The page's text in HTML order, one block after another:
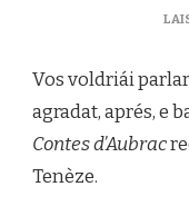
Vos voldriái
agradat, aprés, e
Contes d’Aubrac
Tenèze.